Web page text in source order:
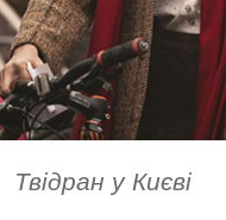
Твідран у Києві